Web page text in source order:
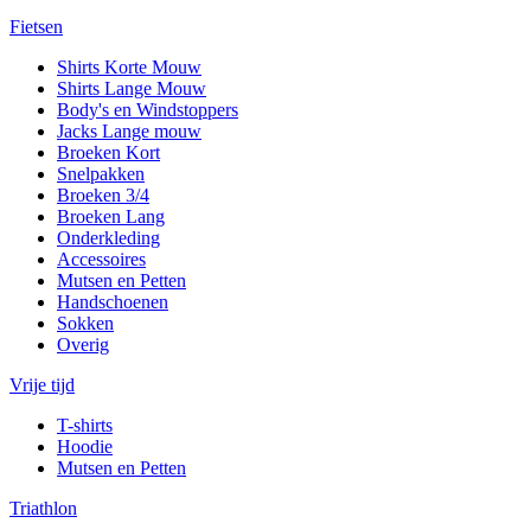
Fietsen
Shirts Korte Mouw
Shirts Lange Mouw
Body's en Windstoppers
Jacks Lange mouw
Broeken Kort
Snelpakken
Broeken 3/4
Broeken Lang
Onderkleding
Accessoires
Mutsen en Petten
Handschoenen
Sokken
Overig
Vrije tijd
T-shirts
Hoodie
Mutsen en Petten
Triathlon